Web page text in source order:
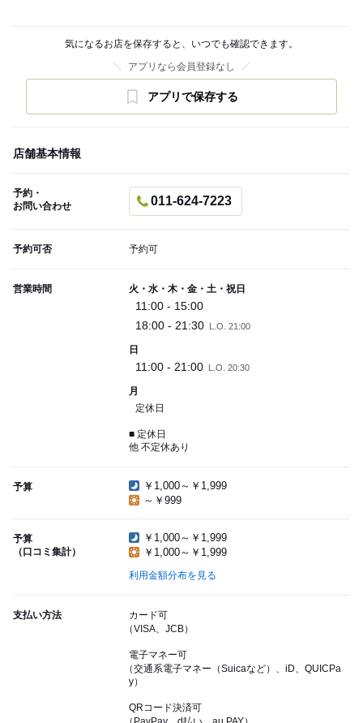
気になるお店を保存すると、いつでも確認できます。
アプリなら会員登録なし
アプリで保存する
店舗基本情報
予約・
お問い合わせ
011-624-7223
予約可否 予約可
営業時間 火・水・木・金・土・祝日
11:00 - 15:00
18:00 - 21:30
L.O. 21:00
日
11:00 - 21:00 L.O. 20:30
月
定休日
■ 定休日
他 不定休あり
予算
￥1,000～￥1,999
～￥999
予算
（口コミ集計）
￥1,000～￥1,999
￥1,000～￥1,999
利用金額分布を見る
支払い方法
カード可
（VISA、JCB）
電子マネー可
（交通系電子マネー（Suicaなど）、iD、QUICPa
y）
QRコード決済可